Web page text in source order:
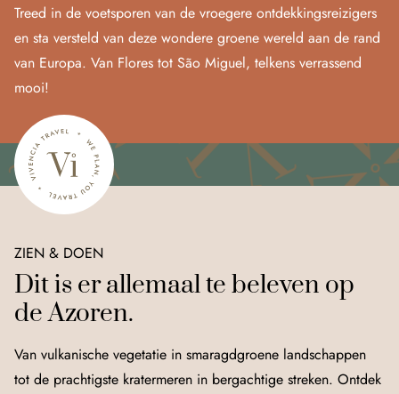
Treed in de voetsporen van de vroegere ontdekkingsreizigers
en sta versteld van deze wondere groene wereld aan de rand
van Europa. Van Flores tot São Miguel, telkens verrassend
mooi!
ZIEN & DOEN
Dit is er allemaal te beleven op
de Azoren.
Van vulkanische vegetatie in smaragdgroene landschappen
tot de prachtigste kratermeren in bergachtige streken. Ontdek